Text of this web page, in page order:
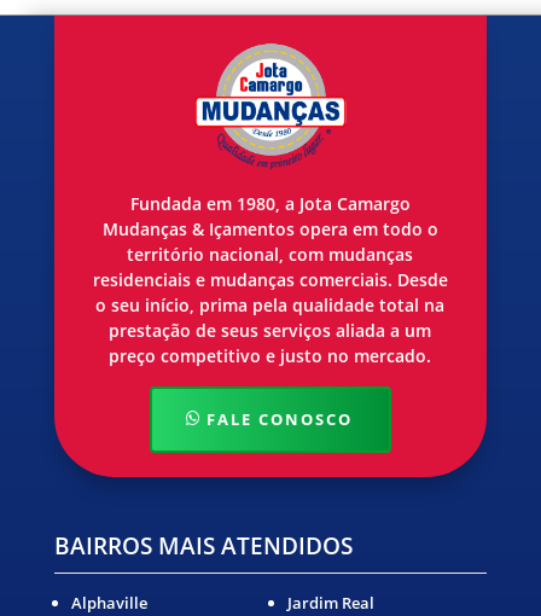
Fundada em 1980, a Jota Camargo
Mudanças & Içamentos opera em todo o
território nacional, com mudanças
residenciais e mudanças comerciais. Desde
o seu início, prima pela qualidade total na
prestação de seus serviços aliada a um
preço competitivo e justo no mercado.
FALE CONOSCO
BAIRROS MAIS ATENDIDOS
Alphaville
Jardim Real